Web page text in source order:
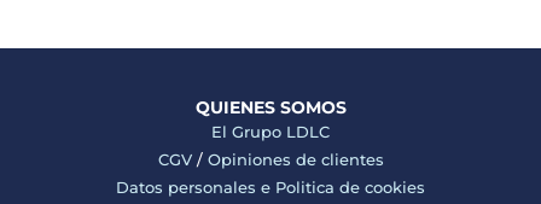
QUIENES SOMOS
El Grupo LDLC
CGV/ Opiniones de clientes
Datos personales e Politica de cookies